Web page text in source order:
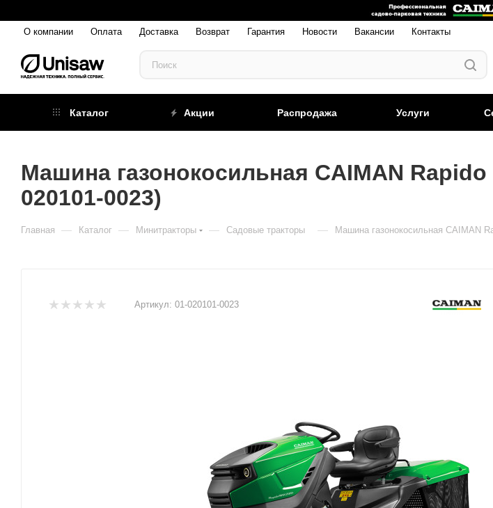
О компании Оплата Доставка Возврат Гарантия Новости Вакансии Контакты
Каталог Акции Распродажа Услуги
Машина газонокосильная CAIMAN Rapido
020101-0023)
Главная — Каталог — Минитракторы — Садовые тракторы — Машина газонокосильная CAIMAN
Артикул: 01-020101-0023